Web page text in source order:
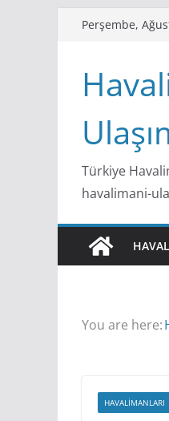
t
n
Perşembe,
Türkiye
havalimani-
You are here:
HAVALIMANLARI